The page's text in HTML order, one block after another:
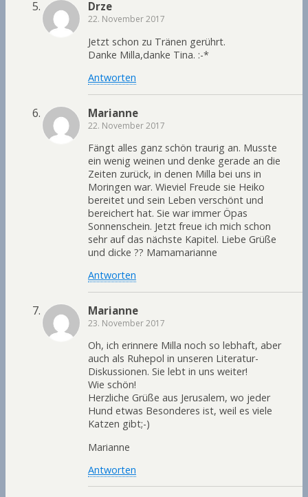
Drze
22. November 2017
Jetzt schon zu Tränen gerührt.
Danke Milla,danke Tina. :-*
Antworten
Marianne
22. November 2017
Fängt alles ganz schön traurig an. Musste
ein wenig weinen und denke gerade an die
Zeiten zurück, in denen Milla bei uns in
Moringen war. Wieviel Freude sie Heiko
bereitet und sein Leben verschönt und
bereichert hat. Sie war immer Öpas
Sonnenschein. Jetzt freue ich mich schon
sehr auf das nächste Kapitel. Liebe Grüße
und dicke ?? Mamamarianne
Antworten
Marianne
23. November 2017
Oh, ich erinnere Milla noch so lebhaft, aber
auch als Ruhepol in unseren Literatur-
Diskussionen. Sie lebt in uns weiter!
Wie schön!
Herzliche Grüße aus Jerusalem, wo jeder
Hund etwas Besonderes ist, weil es viele
Katzen gibt;-)
Marianne
Antworten